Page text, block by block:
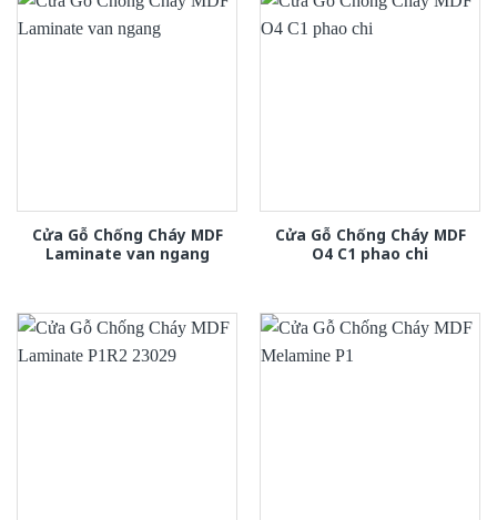
Cửa Gỗ Chống Cháy MDF
Laminate van ngang
Cửa Gỗ Chống Cháy MDF
O4 C1 phao chi